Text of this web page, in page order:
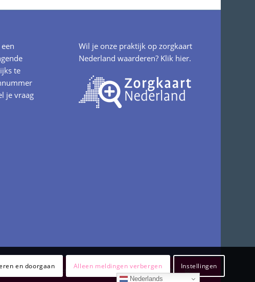
te
je vraag
Wil je onze praktijk op zorgkaart
Nederland waarderen? Klik hier.
Klachteninformatie Privacy
en doorgaan Alleen meldingen verbergen Instellingen
Nederlands